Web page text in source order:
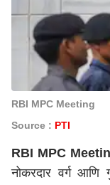
RBI MPC Meeting
Source : PTI
RBI MPC
नोकरदार वर्ग आणि